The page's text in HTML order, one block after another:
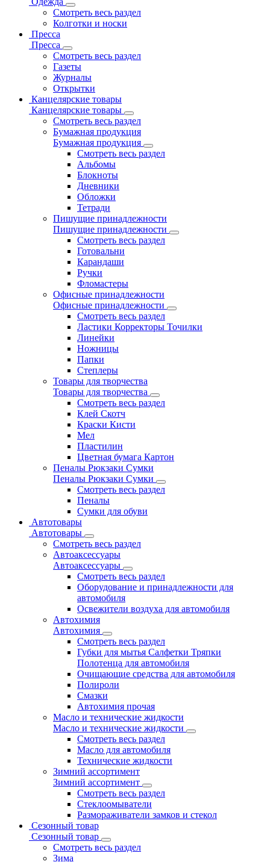
Смотреть весь раздел
Колготки и носки
Пресса
Пресса
Смотреть весь раздел
Газеты
Журналы
Открытки
Канцелярские товары
Канцелярские товары
Смотреть весь раздел
Бумажная продукция
Бумажная продукция
Смотреть весь раздел
Альбомы
Блокноты
Дневники
Обложки
Тетради
Пишущие принадлежности
Пишущие принадлежности
Смотреть весь раздел
Готовальни
Карандаши
Ручки
Фломастеры
Офисные принадлежности
Офисные принадлежности
Смотреть весь раздел
Ластики Корректоры Точилки
Линейки
Ножницы
Папки
Степлеры
Товары для творчества
Товары для творчества
Смотреть весь раздел
Клей Скотч
Краски Кисти
Мел
Пластилин
Цветная бумага Картон
Пеналы Рюкзаки Сумки
Пеналы Рюкзаки Сумки
Смотреть весь раздел
Пеналы
Сумки для обуви
Автотовары
Автотовары
Смотреть весь раздел
Автоаксессуары
Автоаксессуары
Смотреть весь раздел
Оборудование и принадлежности для
автомобиля
Освежители воздуха для автомобиля
Автохимия
Автохимия
Смотреть весь раздел
Губки для мытья Салфетки Тряпки
Полотенца для автомобиля
Очищающие средства для автомобиля
Полироли
Смазки
Автохимия прочая
Масло и технические жидкости
Масло и технические жидкости
Смотреть весь раздел
Масло для автомобиля
Технические жидкости
Зимний ассортимент
Зимний ассортимент
Смотреть весь раздел
Стеклоомыватели
Размораживатели замков и стекол
Сезонный товар
Сезонный товар
Смотреть весь раздел
Зима